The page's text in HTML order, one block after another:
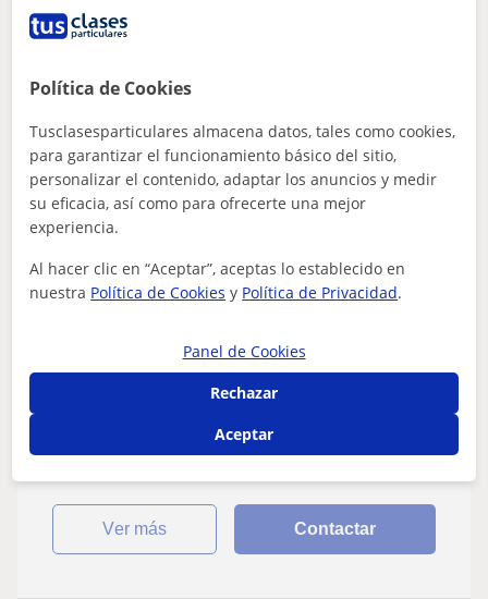
ver más
13€/h 1ª clase gratis
CHARO
Técnicas de estudio
Tengo experiencia docente, Doy clases particulares
y Química, Primaria, ESO, Bachill...
ver más Contactar
Política de Cookies
Tusclasesparticulares almacena datos, tales como cookies,
para garantizar el funcionamiento básico del sitio,
personalizar el contenido, adaptar los anuncios y medir
su eficacia, así como para ofrecerte una mejor
experiencia.
Al hacer clic en “Aceptar”, aceptas lo establecido en
nuestra Política de Cookies y Política de Privacidad.
Panel de Cookies
Rechazar
Aceptar